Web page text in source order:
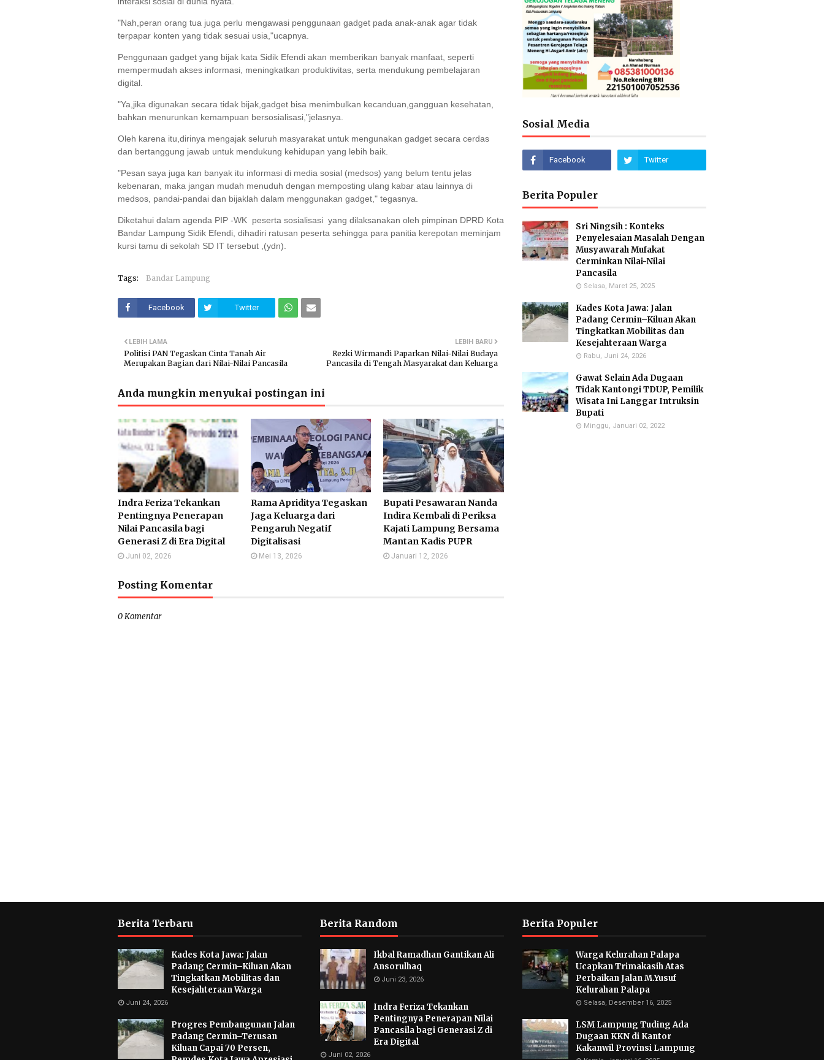
"Nah,peran orang tua juga perlu mengawasi penggunaan gadget pada anak-anak agar tidak
terpapar konten yang tidak sesuai usia,"ucapnya.
Penggunaan gadget yang bijak kata Sidik Efendi akan memberikan banyak manfaat, seperti
mempermudah akses informasi, meningkatkan produktivitas, serta mendukung pembelajaran
digital.
"Ya,jika digunakan secara tidak bijak,gadget bisa menimbulkan kecanduan,gangguan kesehatan,
bahkan menurunkan kemampuan bersosialisasi,"jelasnya.
Oleh karena itu,dirinya mengajak seluruh masyarakat untuk mengunakan gadget secara cerdas
dan bertanggung jawab untuk mendukung kehidupan yang lebih baik.
"Pesan saya juga kan banyak itu informasi di media sosial (medsos) yang belum tentu jelas
kebenaran, maka jangan mudah menuduh dengan memposting ulang kabar atau lainnya di
medsos, pandai-pandai dan bijaklah dalam menggunakan gadget," tegasnya.
Diketahui dalam agenda PIP -WK peserta sosialisasi yang dilaksanakan oleh pimpinan DPRD Kota
Bandar Lampung Sidik Efendi, dihadiri ratusan peserta sehingga para panitia kerepotan meminjam
kursi tamu di sekolah SD IT tersebut ,(ydn).
Tags: Bandar Lampung
Facebook Twitter
LEBIH BARU
Rezki Wirmandi Paparkan Nilai-Nilai Budaya
Pancasila di Tengah Masyarakat dan Keluarga
LEBIH LAMA
Politisi PAN Tegaskan Cinta Tanah Air
Merupakan Bagian dari Nilai-Nilai Pancasila
Anda mungkin menyukai postingan ini
Indra Feriza Tekankan
Pentingnya Penerapan
Nilai Pancasila bagi
Generasi Z di Era Digital
Juni 02, 2026
Rama Apriditya Tegaskan
Jaga Keluarga dari
Pengaruh Negatif
Digitalisasi
Mei 13, 2026
Bupati Pesawaran Nanda
Indira Kembali di Periksa
Kajati Lampung Bersama
Mantan Kadis PUPR
Januari 12, 2026
Posting Komentar
0 Komentar
Sosial Media
Berita Populer
Sri Ningsih : Konteks
Penyelesaian Masalah Dengan
Musyawarah Mufakat
Cerminkan Nilai-Nilai
Pancasila
Selasa, Maret 25, 2025
Kades Kota Jawa: Jalan
Padang Cermin–Kiluan Akan
Tingkatkan Mobilitas dan
Kesejahteraan Warga
Rabu, Juni 24, 2026
Gawat Selain Ada Dugaan
Tidak Kantongi TDUP, Pemilik
Wisata Ini Langgar Intruksin
Bupati
Minggu, Januari 02, 2022
Berita Terbaru
Kades Kota Jawa: Jalan
Padang Cermin–Kiluan Akan
Tingkatkan Mobilitas dan
Kesejahteraan Warga
Juni 24, 2026
Progres Pembangunan Jalan
Padang Cermin–Terusan
Kiluan Capai 70 Persen,
Berita Random
Ikbal Ramadhan Gantikan Ali
Ansorulhaq
Juni 23, 2026
Indra Feriza Tekankan
Pentingnya Penerapan Nilai
Pancasila bagi Generasi Z di
Era Digital
Juni 02, 2026
Berita Populer
Warga Kelurahan Palapa
Ucapkan Trimakasih Atas
Perbaikan Jalan M.Yusuf
Kelurahan Palapa
Selasa, Desember 16, 2025
LSM Lampung Tuding Ada
Dugaan KKN di Kantor
Kakanwil Provinsi Lampung